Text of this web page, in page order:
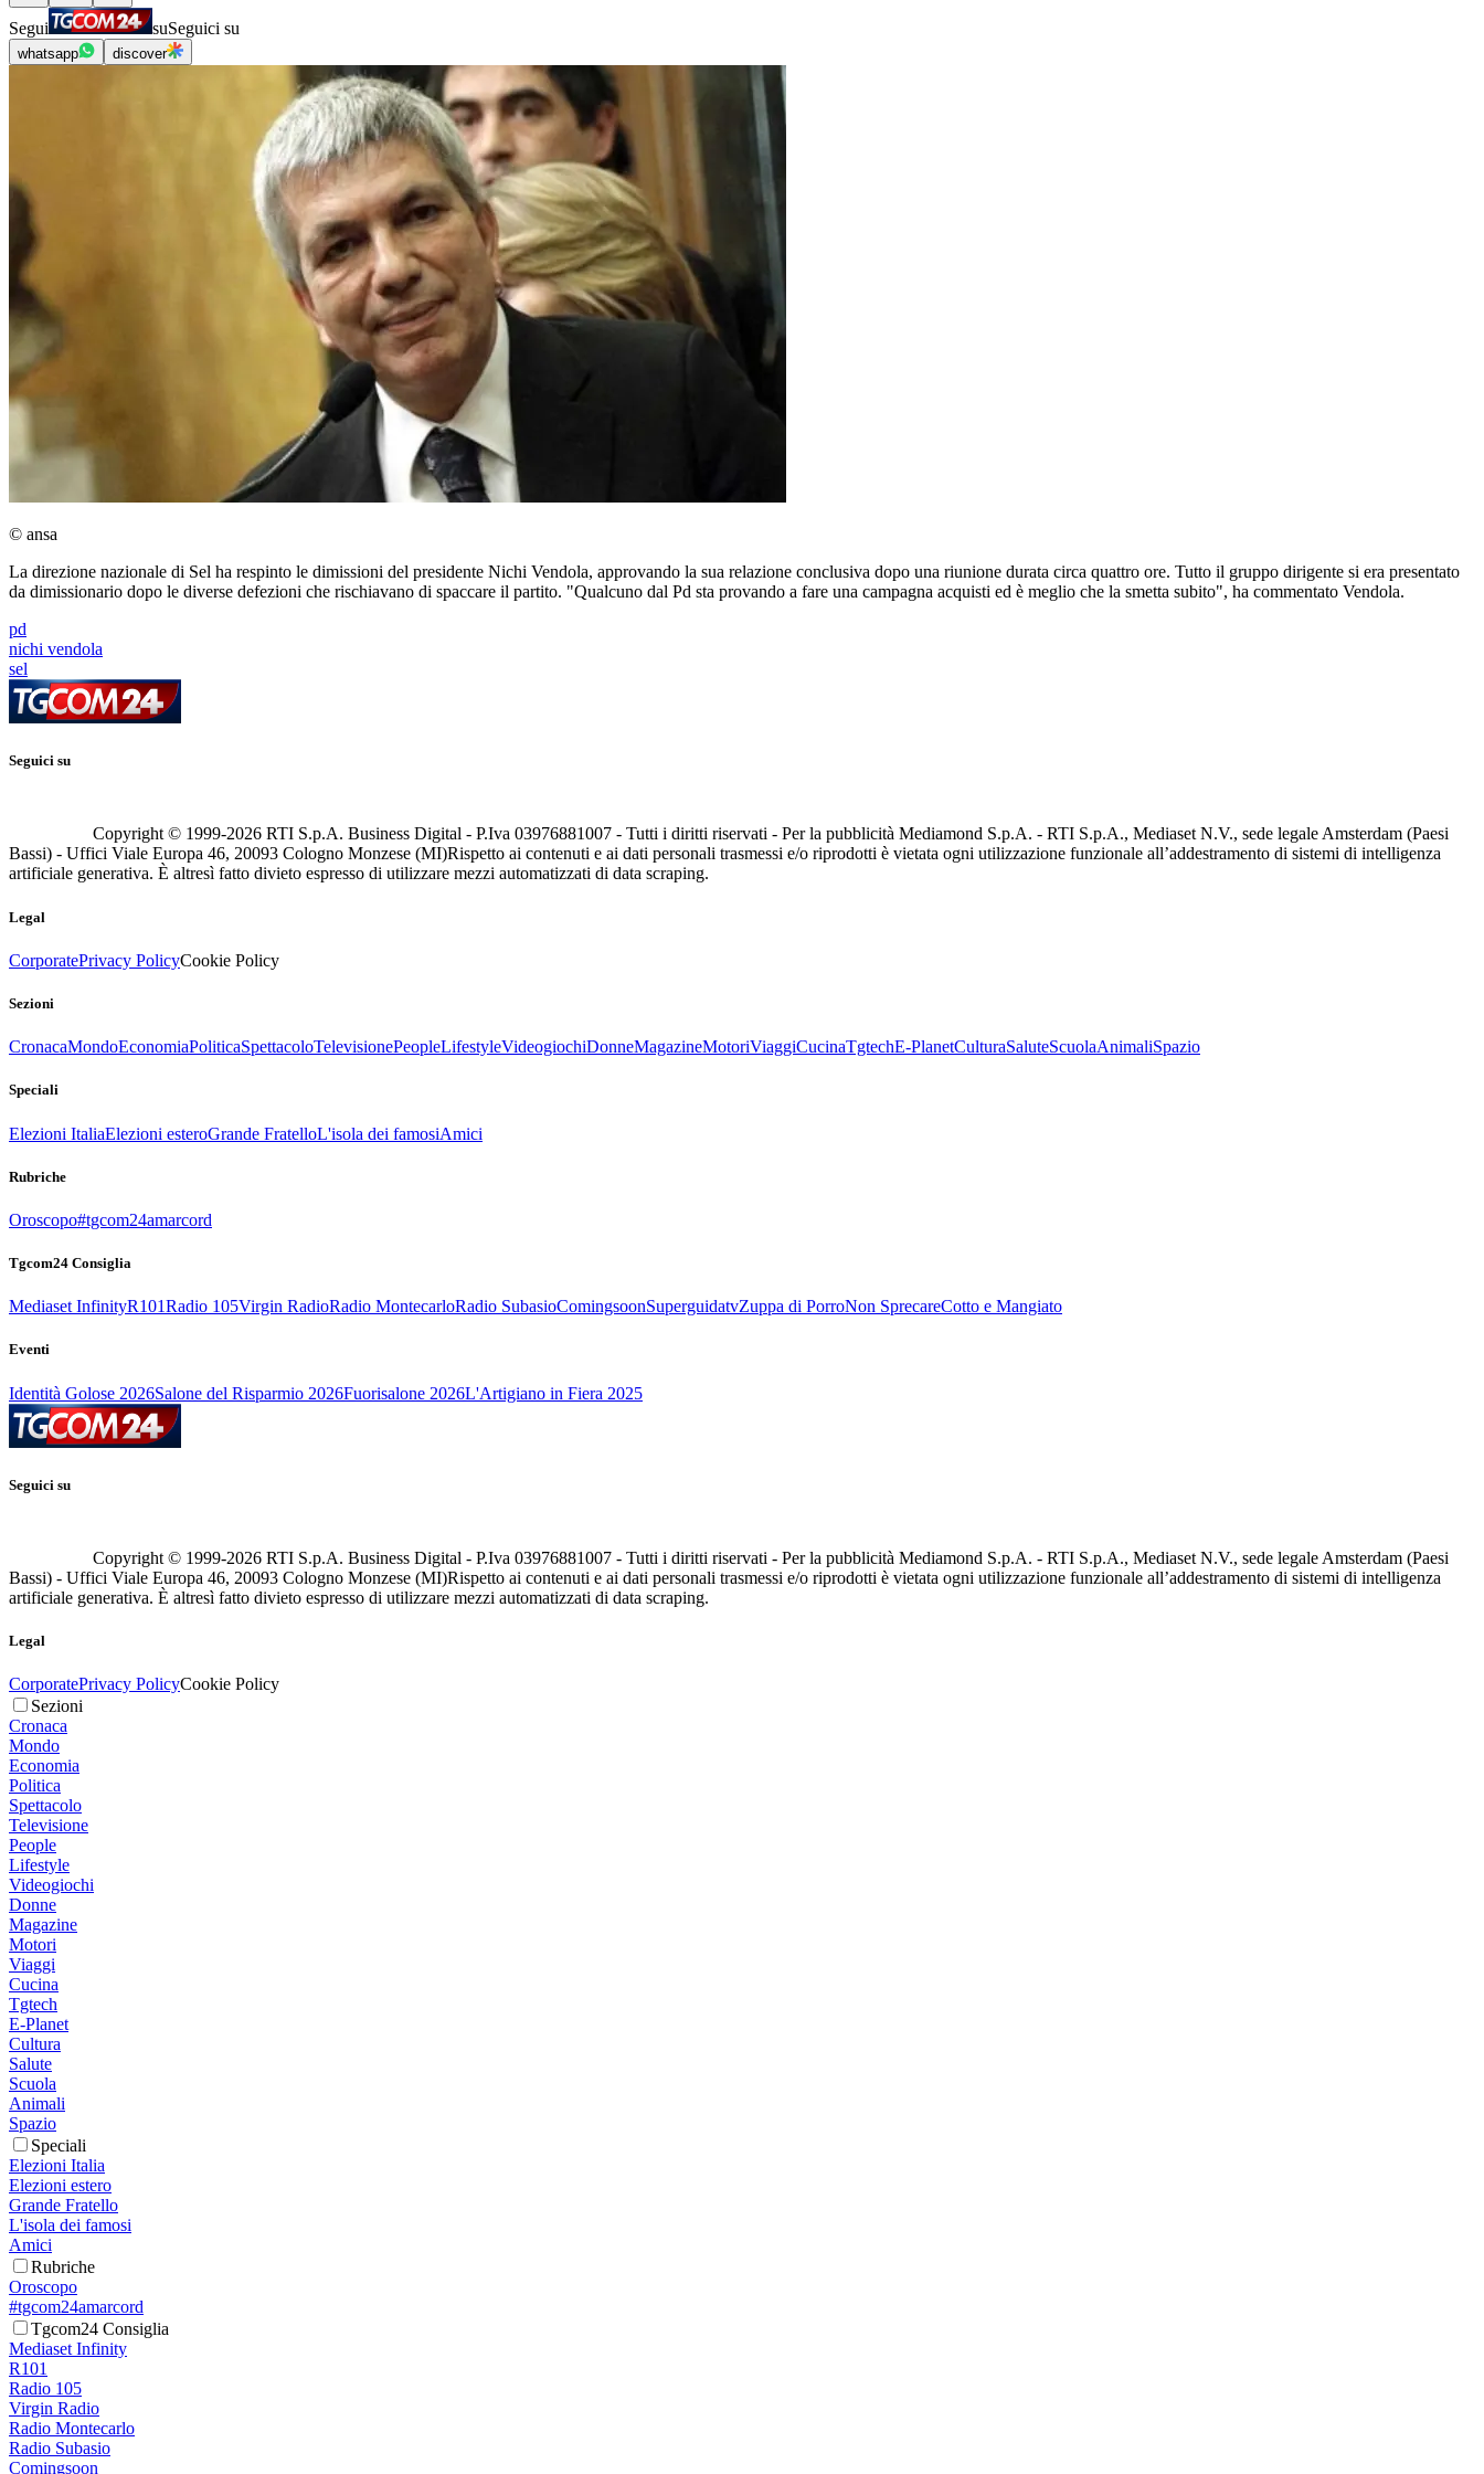
Segui suSeguici su
whatsapp discover
© ansa
La direzione nazionale di Sel ha respinto le dimissioni del presidente Nichi Vendola, approvando la sua relazione conclusiva dopo una riunione durata circa quattro ore. Tutto il gruppo dirigente si era presentato
da dimissionario dopo le diverse defezioni che rischiavano di spaccare il partito. "Qualcuno dal Pd sta provando a fare una campagna acquisti ed è meglio che la smetta subito", ha commentato Vendola.
pd
nichi vendola
sel
Seguici su
Copyright © 1999-2026 RTI S.p.A. Business Digital - P.Iva 03976881007 - Tutti i diritti riservati - Per la pubblicità Mediamond S.p.A. - RTI S.p.A., Mediaset N.V., sede legale Amsterdam (Paesi
Bassi) - Uffici Viale Europa 46, 20093 Cologno Monzese (MI)Rispetto ai contenuti e ai dati personali trasmessi e/o riprodotti è vietata ogni utilizzazione funzionale all’addestramento di sistemi di intelligenza
artificiale generativa. È altresì fatto divieto espresso di utilizzare mezzi automatizzati di data scraping.
Legal
CorporatePrivacy PolicyCookie Policy
Sezioni
CronacaMondoEconomiaPoliticaSpettacoloTelevisionePeopleLifestyleVideogiochiDonneMagazineMotoriViaggiCucinaTgtechE-PlanetCulturaSaluteScuolaAnimaliSpazio
Speciali
Elezioni ItaliaElezioni esteroGrande FratelloL'isola dei famosiAmici
Rubriche
Oroscopo#tgcom24amarcord
Tgcom24 Consiglia
Mediaset InfinityR101Radio 105Virgin RadioRadio MontecarloRadio SubasioComingsoonSuperguidatvZuppa di PorroNon SprecareCotto e Mangiato
Eventi
Identità Golose 2026Salone del Risparmio 2026Fuorisalone 2026L'Artigiano in Fiera 2025
Seguici su
Copyright © 1999-2026 RTI S.p.A. Business Digital - P.Iva 03976881007 - Tutti i diritti riservati - Per la pubblicità Mediamond S.p.A. - RTI S.p.A., Mediaset N.V., sede legale Amsterdam (Paesi
Bassi) - Uffici Viale Europa 46, 20093 Cologno Monzese (MI)Rispetto ai contenuti e ai dati personali trasmessi e/o riprodotti è vietata ogni utilizzazione funzionale all’addestramento di sistemi di intelligenza
artificiale generativa. È altresì fatto divieto espresso di utilizzare mezzi automatizzati di data scraping.
Legal
CorporatePrivacy PolicyCookie Policy
Sezioni
Cronaca
Mondo
Economia
Politica
Spettacolo
Televisione
People
Lifestyle
Videogiochi
Donne
Magazine
Motori
Viaggi
Cucina
Tgtech
E-Planet
Cultura
Salute
Scuola
Animali
Spazio
Speciali
Elezioni Italia
Elezioni estero
Grande Fratello
L'isola dei famosi
Amici
Rubriche
Oroscopo
#tgcom24amarcord
Tgcom24 Consiglia
Mediaset Infinity
R101
Radio 105
Virgin Radio
Radio Montecarlo
Radio Subasio
Comingsoon